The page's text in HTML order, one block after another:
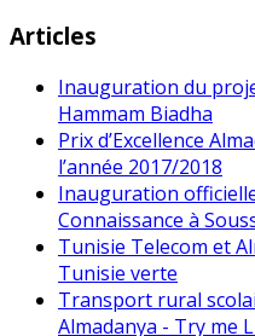
Articles
Inauguration du
Hammam Biadha
Prix d’Excellence
l’année 2017/2018
Inauguration
Connaissance à
Tunisie Telecom et
Tunisie verte
Transport rural
Almadanya - Try me